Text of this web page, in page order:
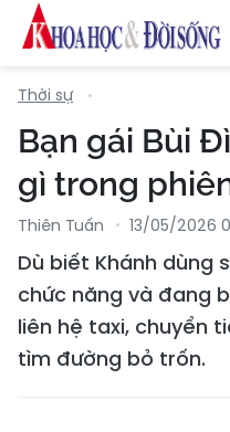
Thời sự
Bạn gái Bùi
gì trong
Thiên Tuấn 13/05/2026
Dù biết Khánh dùng
chức năng và đang
liên hệ taxi, chuyển
tìm đường bỏ trốn.